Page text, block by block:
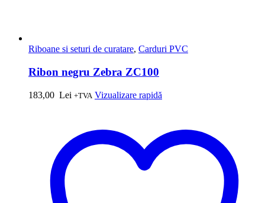
Riboane si seturi de curatare, Carduri PVC
Ribon negru Zebra ZC100
183,00 Lei +TVA Vizualizare rapidă